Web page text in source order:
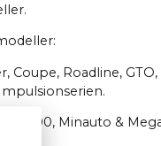
Coupe, Roadline,
400, 500, Minauto &